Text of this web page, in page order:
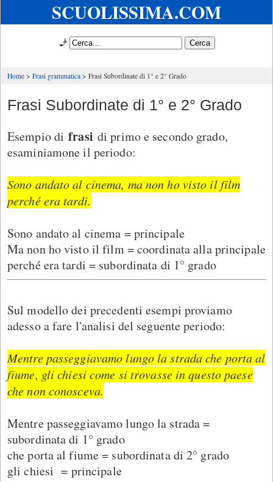
SCUOLISSIMA.COM
🧞
Home Frasi grammatica Frasi Subordinate di 1° e 2° Grado
Frasi Subordinate di 1° e 2° Grado
Esempio difrasi di primo e secondo grado,
esaminiamone il periodo:
Sono andato al cinema, ma non ho visto il film
perché era tardi.
Sono andato al cinema = principale
Ma non ho visto il film = coordinata alla principale
perché era tardi = subordinata di 1° grado
Sul modello dei precedenti esempi proviamo
adesso a fare l'analisi del seguente periodo:
Mentre passeggiavamo lungo la strada che porta al
fiume, gli chiesi come si trovasse in questo paese
che non conosceva.
Mentre passeggiavamo lungo la strada =
subordinata di 1° grado
che porta al fiume = subordinata di 2° grado
gli chiesi = principale